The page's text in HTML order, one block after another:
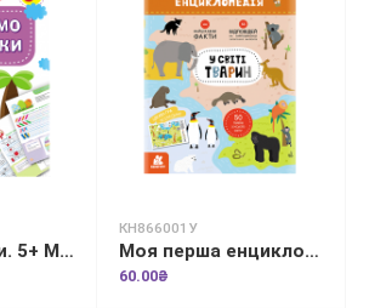
Перші прописи. 5+ Малюємо візерунки
КН866001У
Моя перша енциклопедія. У світі тварин
60.00₴